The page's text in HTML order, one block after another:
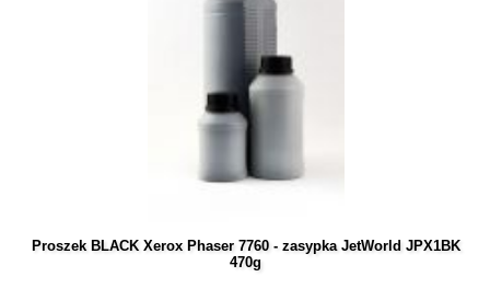
Proszek BLACK Xerox Phaser 7760 - zasypka JetWorld JPX1BK
470g